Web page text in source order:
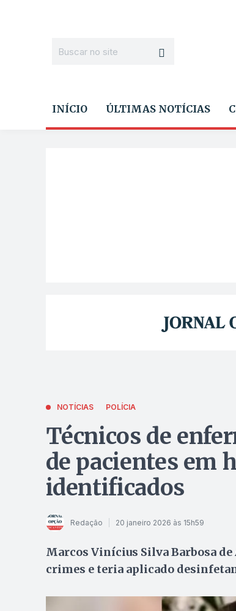
INÍCIO ÚLTIMAS NOTÍCIAS
NOTÍCIAS POLÍCIA
Técnicos de
de pacientes em
identificados
Redação 20 janeiro 2026 às 15h59
Marcos Vinícius Silva Barbosa
crimes e teria aplicado